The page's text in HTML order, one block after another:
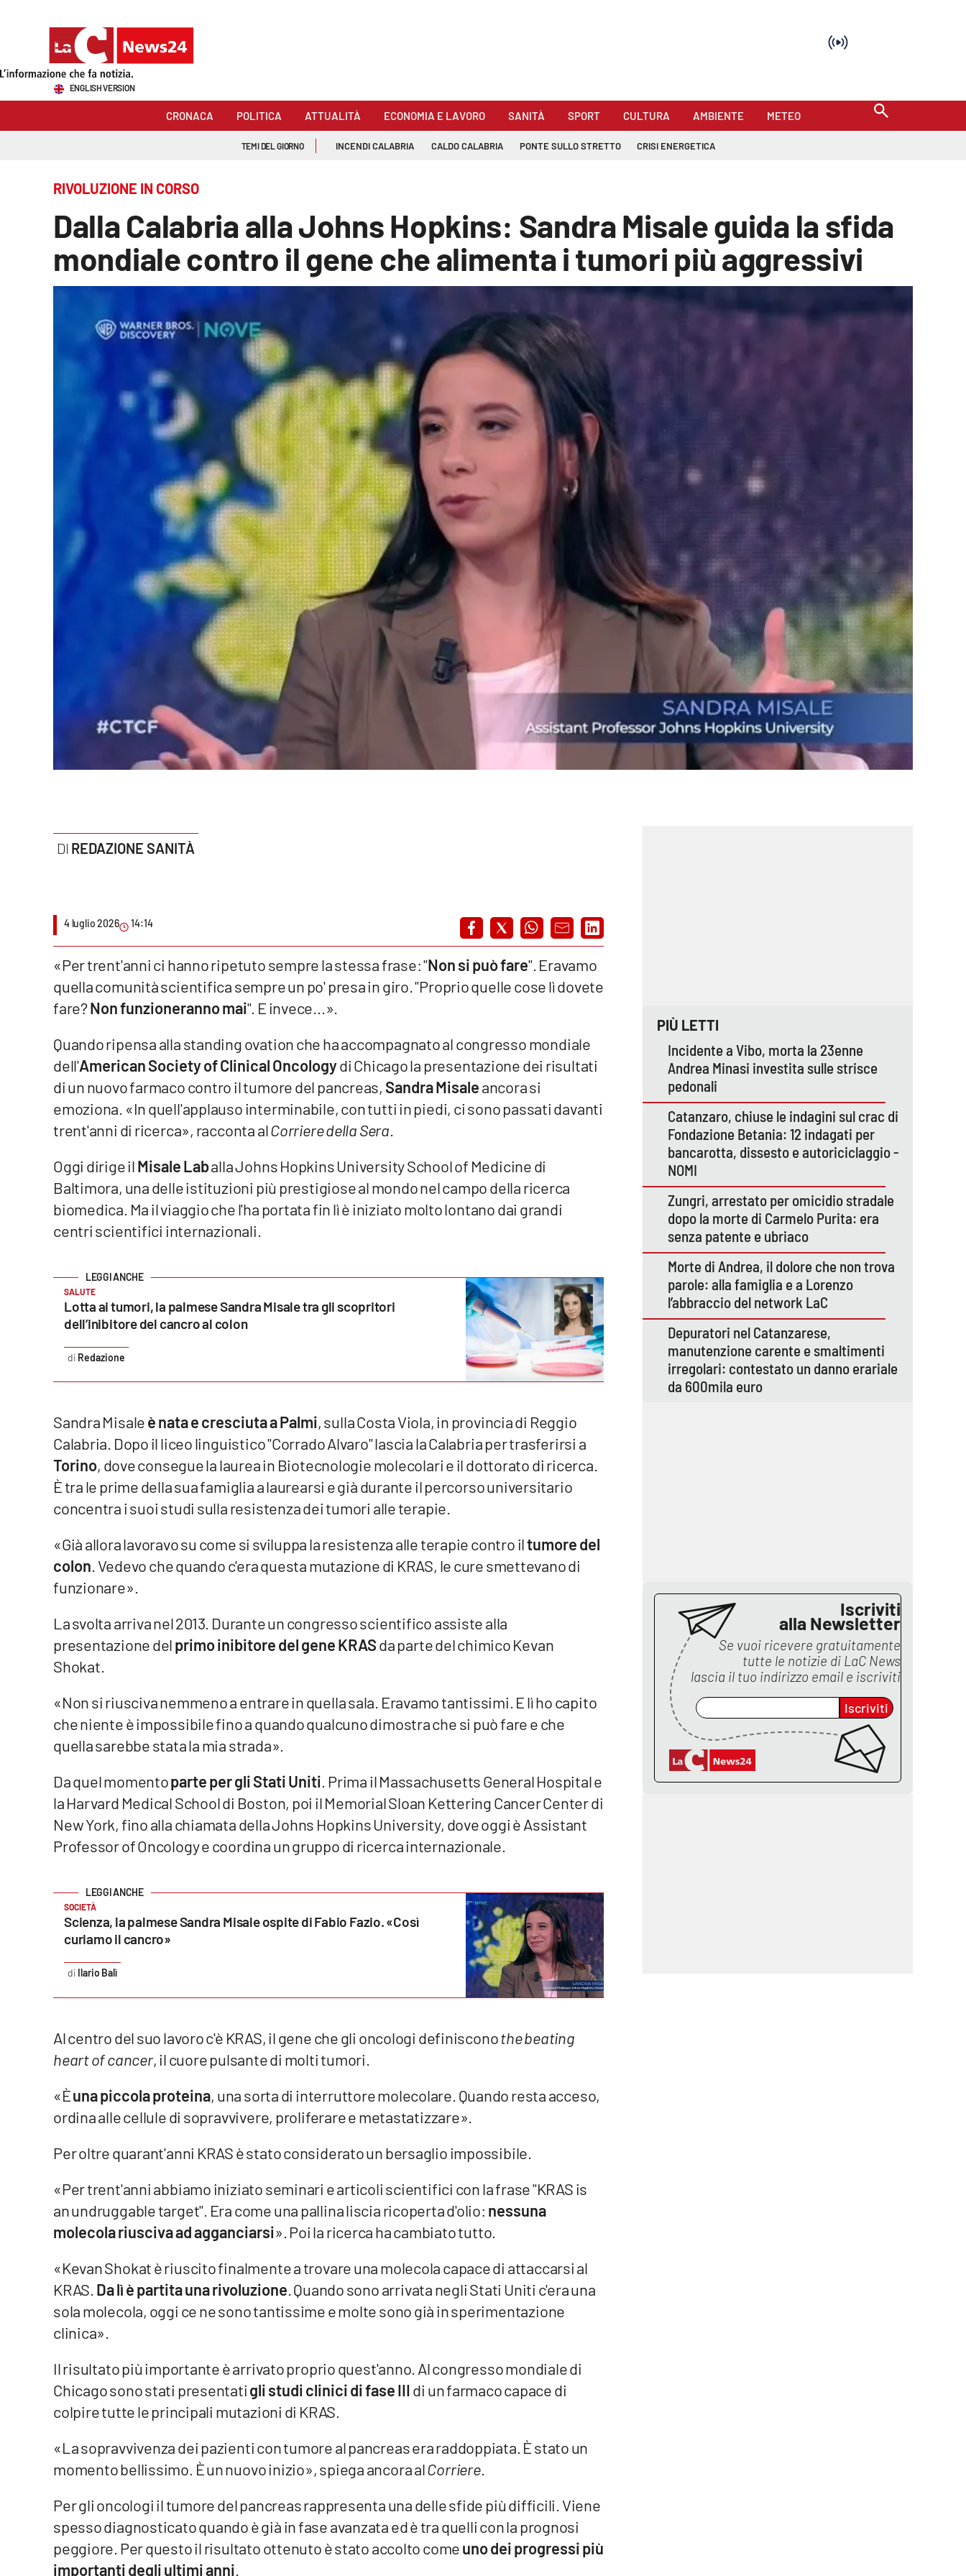
Sezioni
Economia e lavoro
Parchi Marini Calabria
Imprese Di Calabria
Venti di comunicazione
Streaming
LaC Network
Lamezia Terme
Buona Sanità Calabria
Destinazioni
Lacitymag.it
Cosenzachannel.it
Vai
Cookie policy
ENGLISH VERSION
CRONACA POLITICA ATTUALITÀ ECONOMIA E LAVORO SANITÀ SPORT CULTURA AMBIENTE METEO
TEMI DEL GIORNO INCENDI CALABRIA CALDO CALABRIA PONTE SULLO STRETTO CRISI ENERGETICA
RIVOLUZIONE IN CORSO
Dalla Calabria alla Johns Hopkins: Sandra Misale guida la sfida
mondiale contro il gene che alimenta i tumori più aggressivi
REDAZIONE SANITÀ
4 luglio 2026 14:14
«Per trent'anni ci hanno ripetuto sempre la stessa frase: "Non si può fare". Eravamo
quella comunità scientifica sempre un po' presa in giro. "Proprio quelle cose lì dovete
fare?Non funzioneranno mai". E invece...».
Quando ripensa alla standing ovation che ha accompagnato al congresso mondiale
dell'American Society of Clinical Oncologydi Chicago la presentazione dei risultati
di un nuovo farmaco contro il tumore del pancreas, Sandra Misaleancora si
emoziona. «In quell'applauso interminabile, con tutti in piedi, ci sono passati davanti
trent'anni di ricerca», racconta alCorriere della Sera
Oggi dirige ilMisale Laballa Johns Hopkins University School of Medicine di
Baltimora, una delle istituzioni più prestigiose al mondo nel campo della ricerca
biomedica. Ma il viaggio che l'ha portata fin lì è iniziato molto lontano dai grandi
centri scientifici internazionali.
SALUTE
Lotta ai tumori, la palmese Sandra Misale tra gli scopritori
dell’inibitore del cancro al colon
Redazione
Sandra Misaleè nata e cresciuta a Palmi, sulla Costa Viola, in provincia di Reggio
Calabria. Dopo il liceo linguistico "Corrado Alvaro" lascia la Calabria per trasferirsi a
Torino, dove consegue la laurea in Biotecnologie molecolari e il dottorato di ricerca.
È tra le prime della sua famiglia a laurearsi e già durante il percorso universitario
concentra i suoi studi sulla resistenza dei tumori alle terapie.
«Già allora lavoravo su come si sviluppa la resistenza alle terapie contro iltumore del
colon. Vedevo che quando c'era questa mutazione di KRAS, le cure smettevano di
funzionare».
La svolta arriva nel 2013. Durante un congresso scientifico assiste alla
presentazione delprimo inibitore del gene KRASda parte del chimico Kevan
Shokat.
«Non si riusciva nemmeno a entrare in quella sala. Eravamo tantissimi. E lì ho capito
che niente è impossibile fino a quando qualcuno dimostra che si può fare e che
quella sarebbe stata la mia strada».
Da quel momentoparte per gli Stati Uniti. Prima il Massachusetts General Hospital e
la Harvard Medical School di Boston, poi il Memorial Sloan Kettering Cancer Center di
New York, fino alla chiamata della Johns Hopkins University, dove oggi è Assistant
Professor of Oncology e coordina un gruppo di ricerca internazionale.
SOCIETÀ
Scienza, la palmese Sandra Misale ospite di Fabio Fazio. «Così
curiamo il cancro»
Ilario Balì
Al centro del suo lavoro c'è KRAS, il gene che gli oncologi definisconothe beating
heart of cancer, il cuore pulsante di molti tumori.
«Èuna piccola proteina, una sorta di interruttore molecolare. Quando resta acceso,
ordina alle cellule di sopravvivere, proliferare e metastatizzare».
Per oltre quarant'anni KRAS è stato considerato un bersaglio impossibile.
«Per trent'anni abbiamo iniziato seminari e articoli scientifici con la frase "KRAS is
an undruggable target". Era come una pallina liscia ricoperta d'olio: nessuna
molecola riusciva ad agganciarsi». Poi la ricerca ha cambiato tutto.
«Kevan Shokat è riuscito finalmente a trovare una molecola capace di attaccarsi al
KRAS. Da lì è partita una rivoluzione . Quando sono arrivata negli Stati Uniti c'era una
sola molecola, oggi ce ne sono tantissime e molte sono già in sperimentazione
clinica».
Il risultato più importante è arrivato proprio quest'anno. Al congresso mondiale di
Chicago sono stati presentatigli studi clinici di fase IIIdi un farmaco capace di
colpire tutte le principali mutazioni di KRAS.
«La sopravvivenza dei pazienti con tumore al pancreas era raddoppiata. È stato un
momento bellissimo. È un nuovo inizio», spiega ancora alCorriere.
Per gli oncologi il tumore del pancreas rappresenta una delle sfide più difficili. Viene
spesso diagnosticato quando è già in fase avanzata ed è tra quelli con la prognosi
peggiore. Per questo il risultato ottenuto è stato accolto comeuno dei progressi più
importanti degli ultimi anni
PIÙ LETTI
Incidente a Vibo, morta la 23enne
Andrea Minasi investita sulle strisce
pedonali
Catanzaro, chiuse le indagini sul crac di
Fondazione Betania: 12 indagati per
bancarotta, dissesto e autoriciclaggio -
NOMI
Zungri, arrestato per omicidio stradale
dopo la morte di Carmelo Purita: era
senza patente e ubriaco
Morte di Andrea, il dolore che non trova
parole: alla famiglia e a Lorenzo
l’abbraccio del network LaC
Depuratori nel Catanzarese,
manutenzione carente e smaltimenti
irregolari: contestato un danno erariale
da 600mila euro
Iscriviti
alla Newsletter
Se vuoi ricevere gratuitamente
tutte le notizie di LaC News
lascia il tuo indirizzo email e iscriviti
Iscriviti